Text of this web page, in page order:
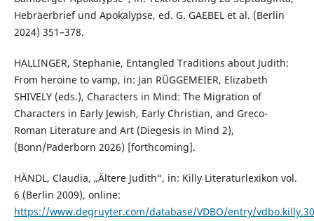
Hebräerbrief und Apokalypse, ed. G. GAEBEL et al. (Berlin
2024) 351–378.
HALLINGER, Stephanie, Entangled Traditions about Judith:
From heroine to vamp, in: Jan RÜGGEMEIER, Elizabeth
SHIVELY (eds.), Characters in Mind: The Migration of
Characters in Early Jewish, Early Christian, and Greco-
Roman Literature and Art (Diegesis in Mind 2),
(Bonn/Paderborn 2026) [forthcoming].
HÄNDL, Claudia, „Ältere Judith“, in: Killy Literaturlexikon vol.
6 (Berlin 2009), online:
https://www.degruyter.com/database/VDBO/entry/